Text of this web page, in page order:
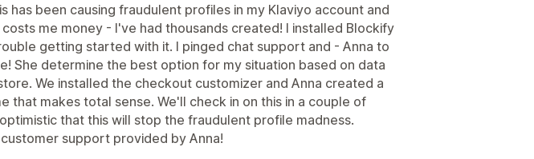
has been causing fraudulent profiles in my Klaviyo account and
me money - I've had thousands created! I installed Blockify
getting started with it. I pinged chat support and - Anna to
She determine the best option for my situation based on data
We installed the checkout customizer and Anna created a
that makes total sense. We'll check in on this in a couple of
that this will stop the fraudulent profile madness.
support provided by Anna!